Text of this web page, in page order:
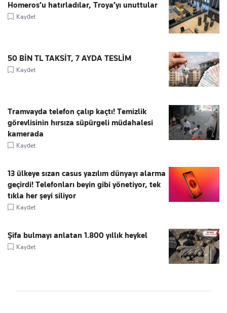
Homeros’u hatırladılar, Troya’yı unuttular
Kaydet
50 BİN TL TAKSİT, 7 AYDA TESLİM
Kaydet
Tramvayda telefon çalıp kaçtı! Temizlik
görevlisinin hırsıza süpürgeli müdahalesi
kamerada
Kaydet
13 ülkeye sızan casus yazılım dünyayı alarma
geçirdi! Telefonları beyin gibi yönetiyor, tek
tıkla her şeyi siliyor
Kaydet
Şifa bulmayı anlatan 1.800 yıllık heykel
Kaydet